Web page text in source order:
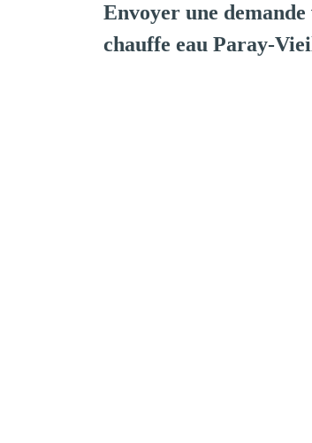
Envoyer une
chauffe eau Paray-